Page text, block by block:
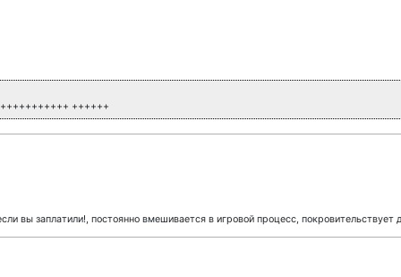
++++++
вы заплатили!, постоянно вмешивается в игровой процесс, покровительствует